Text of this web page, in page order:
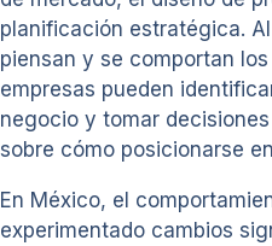
planificación estratégica.
piensan y se comportan
empresas pueden
negocio y tomar
sobre cómo posicionarse
En México, el
experimentado cambios